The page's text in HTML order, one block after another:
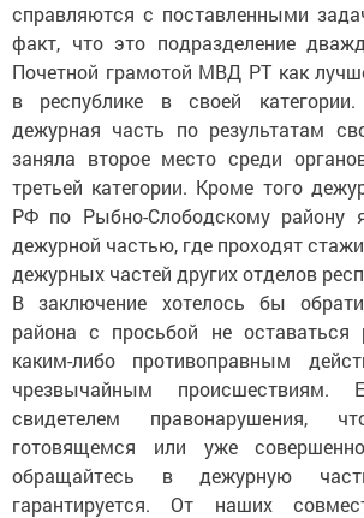
справляются с поставленными
факт, что это подразделение
Почетной грамотой МВД РТ как
в республике в своей
дежурная часть по результатам
заняла второе место среди
третьей категории. Кроме того
РФ по Рыбно-Слободскому району
дежурной частью, где проходят
дежурных частей других отделов
В заключение хотелось бы
района с просьбой не
каким-либо противоправным
чрезвычайным
свидетелем правонарушения,
готовящемся или уже
обращайтесь в дежурную
гарантируется. От наших